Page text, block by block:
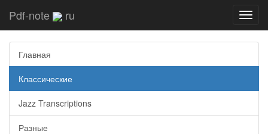
Pdf-note ru
Главная
Классические
Jazz Transcriptions
Разные